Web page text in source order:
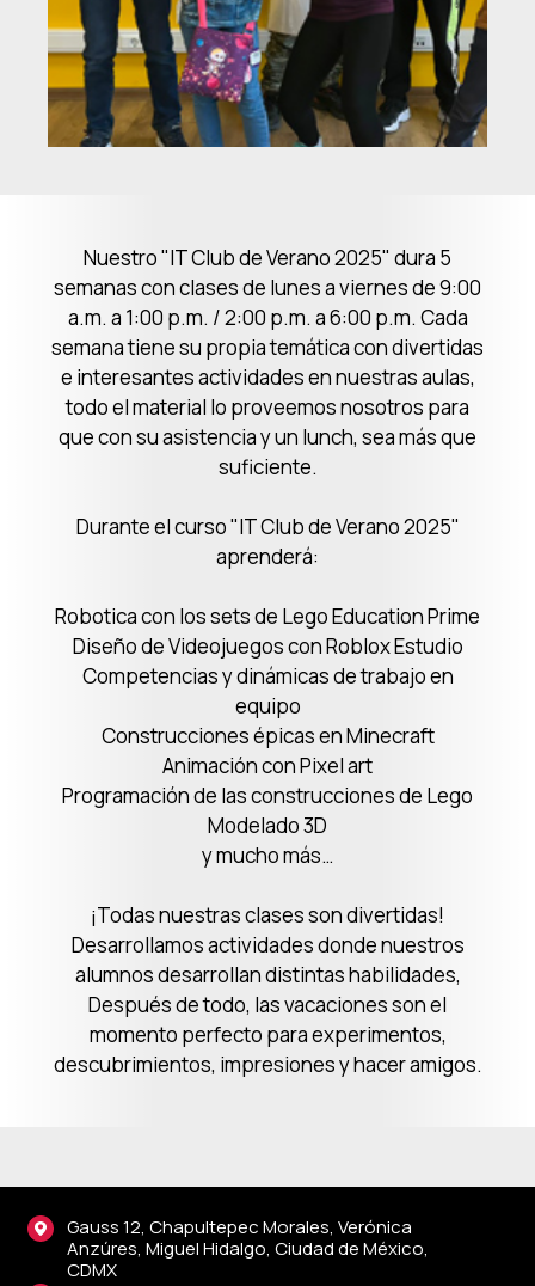
Nuestro "IT Club de Verano 2025" dura 5
semanas con clases de lunes a viernes de 9:00
a.m. a 1:00 p.m. / 2:00 p.m. a 6:00 p.m. Cada
semana tiene su propia temática con divertidas
e interesantes actividades en nuestras aulas,
todo el material lo proveemos nosotros para
que con su asistencia y un lunch, sea más que
suficiente.
Durante el curso "IT Club de Verano 2025"
aprenderá:
Robotica con los sets de Lego Education Prime
Diseño de Videojuegos con Roblox Estudio
Competencias y dinámicas de trabajo en
equipo
Construcciones épicas en Minecraft
Animación con Pixel art
Programación de las construcciones de Lego
Modelado 3D
y mucho más…
¡Todas nuestras clases son divertidas!
Desarrollamos actividades donde nuestros
alumnos desarrollan distintas habilidades,
Después de todo, las vacaciones son el
momento perfecto para experimentos,
descubrimientos, impresiones y hacer amigos.
Gauss 12, Chapultepec Morales, Verónica
Anzúres, Miguel Hidalgo, Ciudad de México,
CDMX